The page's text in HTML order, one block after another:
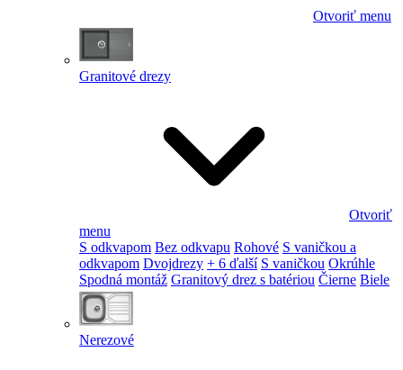
Otvoriť menu
Granitové drezy
Otvoriť
menu
S odkvapom Bez odkvapu Rohové S vaničkou a
odkvapom Dvojdrezy + 6 ďalší S vaničkou Okrúhle
Spodná montáž Granitový drez s batériou Čierne Biele
Nerezové